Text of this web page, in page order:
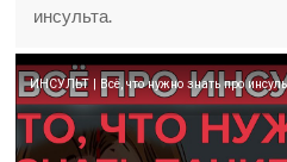
инсульта.
ИНСУЛЬТ | Всё, что нужно знать про